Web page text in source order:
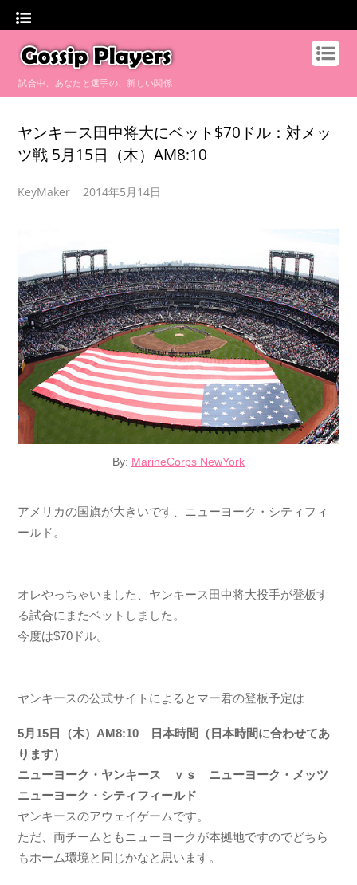
試合中、あなたと選手の、新しい関係
ヤンキース田中将大にベット$70ドル：対メッ
ツ戦 5月15日（木）AM8:10
KeyMaker 2014年5月14日
By: MarineCorps NewYork
アメリカの国旗が大きいです、ニューヨーク・シティフィ
ールド。
オレやっちゃいました、ヤンキース田中将大投手が登板す
る試合にまたベットしました。
今度は$70ドル。
ヤンキースの公式サイトによるとマー君の登板予定は
5月15日（木）AM8:10 日本時間（日本時間に合わせてあ
ります）
ニューヨーク・ヤンキース ｖｓ ニューヨーク・メッツ
ニューヨーク・シティフィールド
ヤンキースのアウェイゲームです。
ただ、両チームともニューヨークが本拠地ですのでどちら
もホーム環境と同じかなと思います。